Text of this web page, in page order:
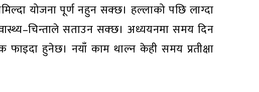
योजना पूर्ण नहुन सक्छ। हल्लाको पछि लाग्दा
सताउन सक्छ। अध्ययनमा समय दिन
हुनेछ। नयाँ काम थाल्न केही समय प्रतीक्षा